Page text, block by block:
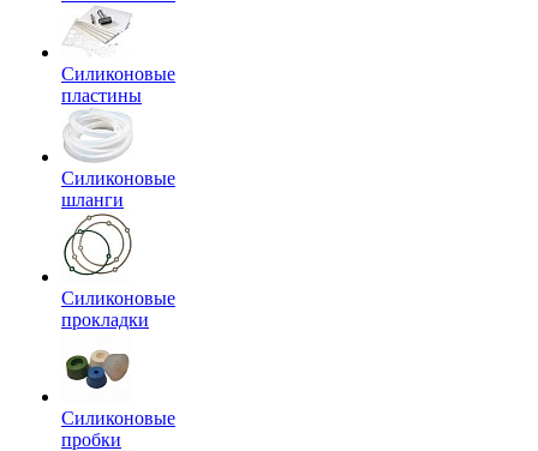
Силиконовые
пластины
Силиконовые
шланги
Силиконовые
прокладки
Силиконовые
пробки